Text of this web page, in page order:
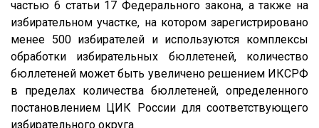
частью 6 статьи 17 Федерального закона, а также на
избирательном участке, на котором зарегистрировано
менее 500 избирателей и используются комплексы
обработки избирательных бюллетеней, количество
бюллетеней может быть увеличено решением ИКСРФ
в пределах количества бюллетеней, определенного
постановлением ЦИК России для соответствующего
избирательного округа.